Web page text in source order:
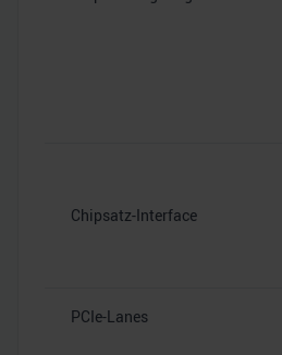
Chipsatz-Interface
PCIe-Lanes